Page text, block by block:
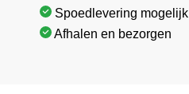
Spoedlevering mogelijk
Afhalen en bezorgen